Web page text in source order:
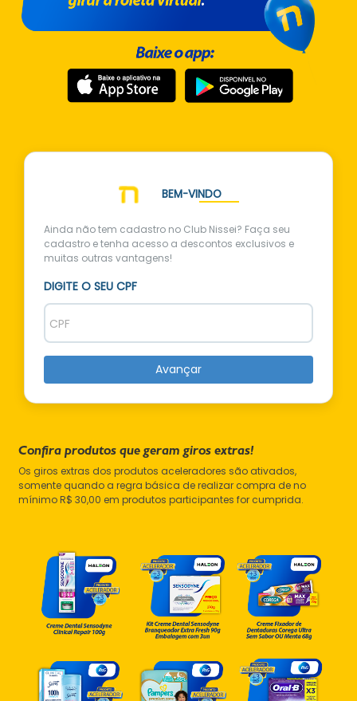
BEM-VINDO
Ainda não tem cadastro no Club Nissei? Faça seu
cadastro e tenha acesso a descontos exclusivos e
muitas outras vantagens!
DIGITE O SEU CPF
CPF
Avançar
Confira produtos que geram giros extras!
Os giros extras dos produtos aceleradores são ativados,
somente quando a regra básica de realizar compra de no
mínimo R$ 30,00 em produtos participantes for cumprida.